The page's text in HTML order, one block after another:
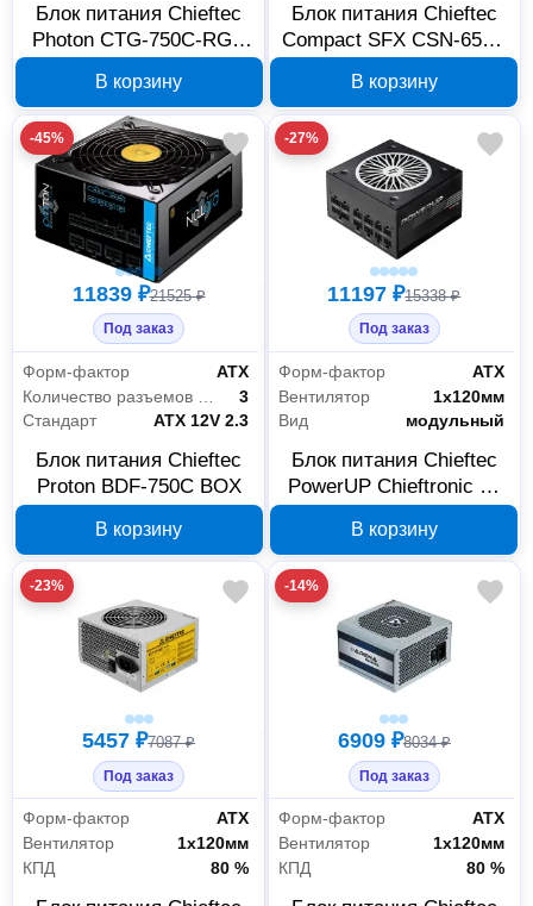
Блок питания Chieftec
Photon CTG-750C-RGB
В корзину
Блок питания Chieftec
Compact SFX CSN-650C
В корзину
-45%
11839 ₽21525 ₽
Под заказ
Форм-фактор
АТХ
3
Стандарт
ATX 12V 2.3
Блок питания Chieftec
Proton BDF-750C BOX
В корзину
-27%
11197 ₽15338 ₽
Под заказ
Форм-фактор
АТХ
Вентилятор
1х120мм
Вид
модульный
Блок питания Chieftec
PowerUP Chieftronic 80
В корзину
-23%
5457 ₽7087 ₽
Под заказ
Форм-фактор
АТХ
Вентилятор
1х120мм
КПД
80 %
-14%
6909 ₽8034 ₽
Под заказ
Форм-фактор
АТХ
Вентилятор
1х120мм
КПД
80 %